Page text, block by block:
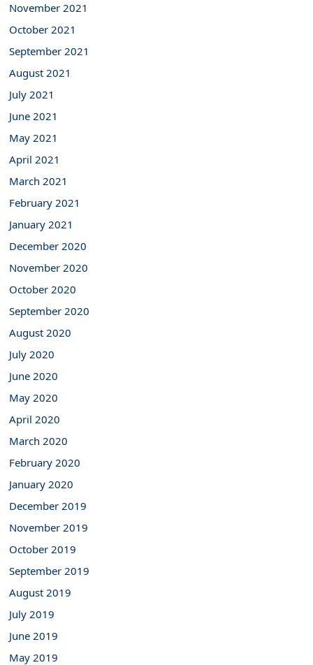
November 2021
October 2021
September 2021
August 2021
July 2021
June 2021
May 2021
April 2021
March 2021
February 2021
January 2021
December 2020
November 2020
October 2020
September 2020
August 2020
July 2020
June 2020
May 2020
April 2020
March 2020
February 2020
January 2020
December 2019
November 2019
October 2019
September 2019
August 2019
July 2019
June 2019
May 2019